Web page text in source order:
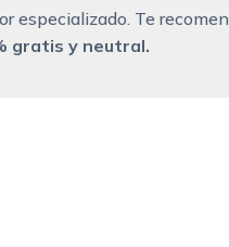
especializado. Te
gratis y neutral.